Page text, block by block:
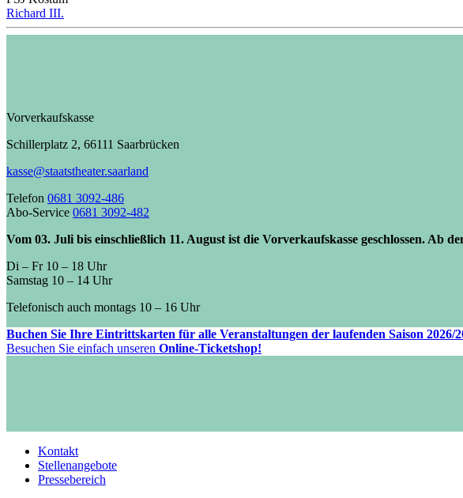
Richard III.
Vorverkaufskasse
Schillerplatz 2, 66111 Saarbrücken
kasse@staatstheater.saarland
Telefon 0681 3092-486
Abo-Service 0681 3092-482
Vom 03. Juli bis einschließlich 11. August ist die Vorverkaufskasse geschlossen. Ab
Di – Fr 10 – 18 Uhr
Samstag 10 – 14 Uhr
Telefonisch auch montags 10 – 16 Uhr
Buchen Sie Ihre Eintrittskarten für alle Veranstaltungen der laufenden Saison 2026/
Besuchen Sie einfach unseren Online-Ticketshop!
Kontakt
Stellenangebote
Pressebereich